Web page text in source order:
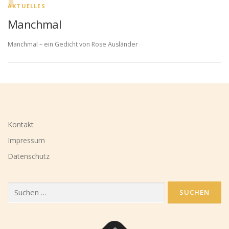
AKTUELLES
Manchmal
Manchmal – ein Gedicht von Rose Ausländer
Kontakt
Impressum
Datenschutz
Suchen